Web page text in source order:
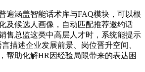
遍涵盖智能话术库与FAQ模块，可以根
及候选人画像，自动匹配推荐邀约话
售总监这类中高层人才时，系统能提示
描述企业发展前景、岗位晋升空间、
帮助化解HR因经验局限带来的表达困